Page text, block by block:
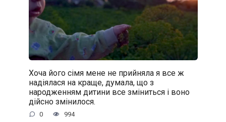
Хоча його сімя мене не прийняла я все ж
надіялася на краще, думала, що з
народженням дитини все зміниться і воно
дійсно змінилося.
0 994